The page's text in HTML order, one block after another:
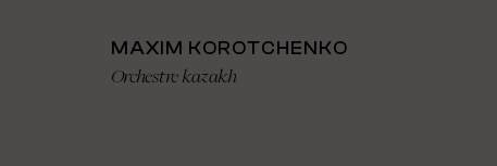
MAXIM KOROTCHENKO
Orchestre kazakh